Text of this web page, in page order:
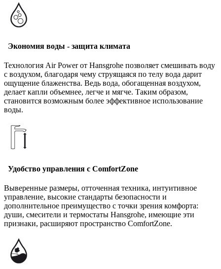
Экономия воды - защита климата
Технология Air Power от Hansgrohe позволяет смешивать воду
с воздухом, благодаря чему струящаяся по телу вода дарит
ощущение блаженства. Ведь вода, обогащенная воздухом,
делает капли объемнее, легче и мягче. Таким образом,
становится возможным более эффективное использование
воды.
Удобство управления с ComfortZone
Выверенные размеры, отточенная техника, интуитивное
управление, высокие стандарты безопасности и
дополнительное преимущество с точки зрения комфорта:
души, смесители и термостаты Hansgrohe, имеющие эти
признаки, расширяют пространство ComfortZone.